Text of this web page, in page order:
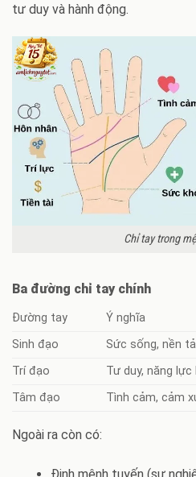
tư duy và hành động.
Chỉ tay trong
Ba đường chỉ tay chính
Đường tay
Ý nghĩa
Sinh đạo
Sức sống, nền
Trí đạo
Tư duy, năng lực
Tâm đạo
Tình cảm, cảm
Ngoài ra còn có: